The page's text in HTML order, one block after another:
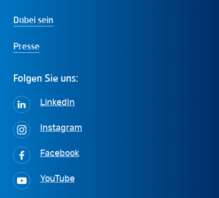
Dabei sein
Presse
Folgen Sie uns:
LinkedIn
Instagram
Facebook
YouTube